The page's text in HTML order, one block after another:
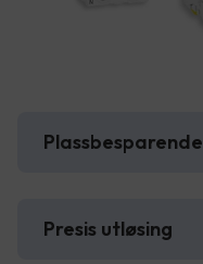
Plassbesparende
Presis utløsing